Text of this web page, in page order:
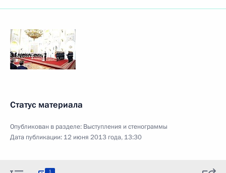
Статус материала
Опубликован в разделе: Выступления и стенограммы
Дата публикации: 12 июня 2013 года, 13:30
1